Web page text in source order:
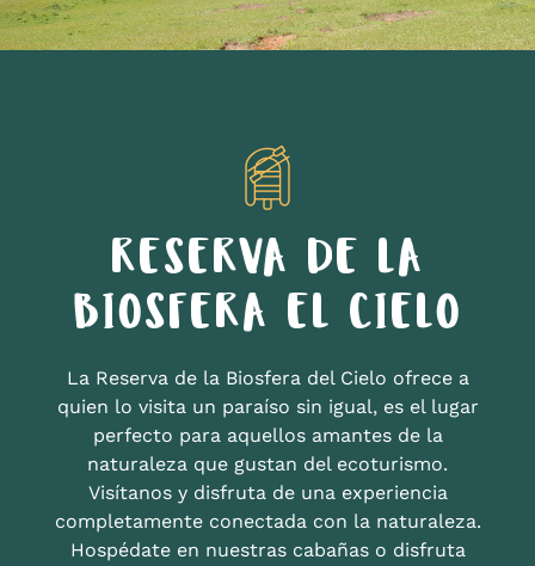
RESERVA DE LA
BIOSFERA EL CIELO
La Reserva de la Biosfera del Cielo ofrece a
quien lo visita un paraíso sin igual, es el lugar
perfecto para aquellos amantes de la
naturaleza que gustan del ecoturismo.
Visítanos y disfruta de una experiencia
completamente conectada con la naturaleza.
Hospédate en nuestras cabañas o disfruta